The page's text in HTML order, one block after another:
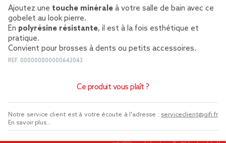
Ajoutez une touche minérale à votre salle de bain avec ce
gobelet au look pierre.
En polyrésine résistante, il est à la fois esthétique et
pratique.
Convient pour brosses à dents ou petits accessoires.
REF. 000000000000642043
Ce produit vous plaît ?
Notre service client est à votre écoute à l'adresse : serviceclient@gifi.fr
En savoir plus...